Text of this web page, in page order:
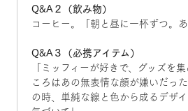
Q&A２（飲み物）
コーヒー。「朝と昼に一杯ずつ。
Q&A３（必携アイテム）
「ミッフィーが好きで、グッズを
ころはあの無表情な顔が嫌いだっ
の時、単純な線と色から成るデザ